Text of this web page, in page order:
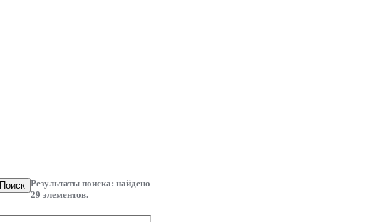
Поиск Результаты поиска: найдено
29 элементов.